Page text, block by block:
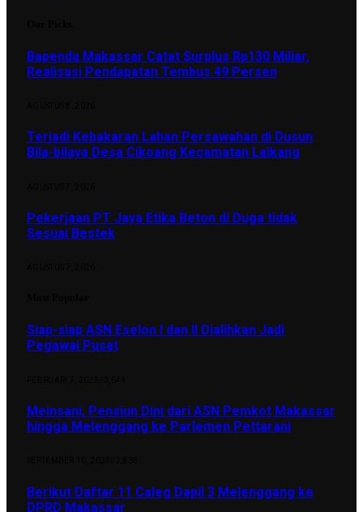
Bapenda Makassar Catat Surplus Rp130 Miliar,
Realisasi Pendapatan Tembus 49 Persen
Terjadi Kebakaran Lahan Persawahan di Dusun
Bila-bilaya Desa Cikoang Kecamatan Laikang
Pekerjaan PT Jaya Etika Beton di Duga tidak
Sesuai Bestek
Siap-siap ASN Eselon I dan II Dialihkan Jadi
Pegawai Pusat
Meinsani, Pensiun Dini dari ASN Pemkot Makassar
hingga Melenggang ke Parlemen Pettarani
Berikut Daftar 11 Caleg Dapil 3 Melenggang ke
DPRD Makassar